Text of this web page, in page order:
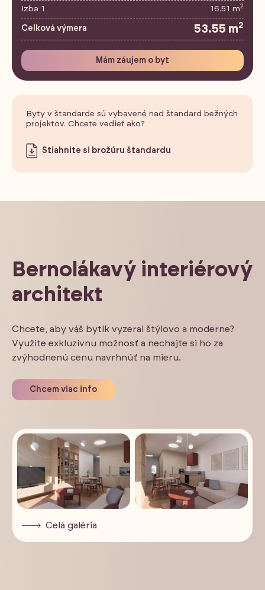
Izba 1 16.51 m2
Celková výmera 53.55 m2
Mám záujem o byt
Byty v štandarde sú vybavené nad štandard bežných
projektov. Chcete vedieť ako?
Stiahnite si brožúru štandardu
Bernolákavý interiérový
architekt
Chcete, aby váš bytík vyzeral štýlovo a moderne?
Využite exkluzívnu možnosť a nechajte si ho za
zvýhodnenú cenu navrhnúť na mieru.
Chcem viac info
Celá galéria